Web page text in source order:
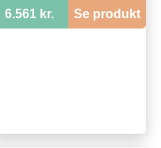
6.561 kr. Se produkt